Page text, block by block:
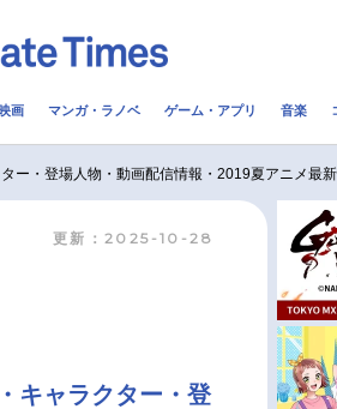
2.5次元 配信・
一覧
今期アニメ曜日別一覧
夏アニメ
画 マンガ・ラノベ ゲーム・アプリ 音楽
ー・登場人物・動画配信情報・2019夏アニメ最
更新：2025-10-28
キャラクター・登